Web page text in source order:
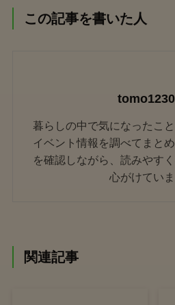
この記事を書いた人
暮らしの中で気になったこ
イベント情報を調べてまと
を確認しながら、読みやす
心がけていま
関連記事